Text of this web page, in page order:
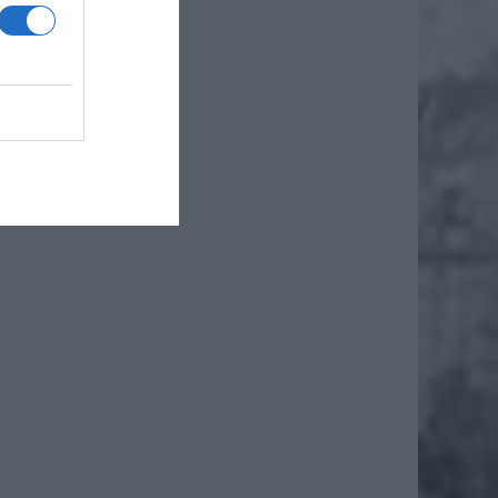
z tym
tylko
i